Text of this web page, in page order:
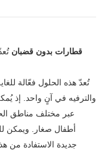
قطارات بدون قضبان
تُعدّ هذه الحلول فعّالة
والترفيه في آنٍ واحد. إذ
عبر مختلف مناطق
أطفال صغار. ويمكن
جديدة الاستفادة من